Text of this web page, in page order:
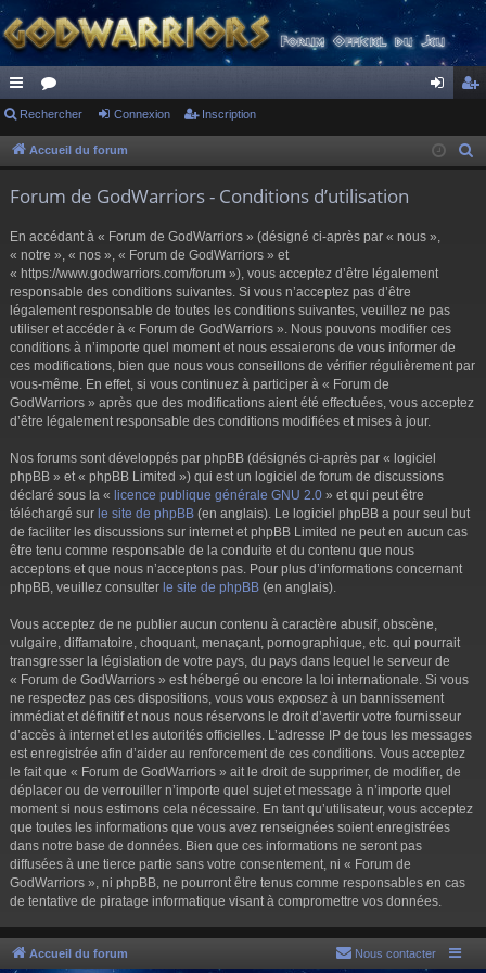
ac
co
s
or
u ne cri
Rechercher Connexion Inscription
Accueil du forum
Forum de GodWarriors - Conditions d’utilisation
En accédant à « Forum de GodWarriors » (désigné ci-après par « nous »,
« notre », « nos », « Forum de GodWarriors » et
« https://www.godwarriors.com/forum »), vous acceptez d’être légalement
responsable des conditions suivantes. Si vous n’acceptez pas d’être
légalement responsable de toutes les conditions suivantes, veuillez ne pas
utiliser et accéder à « Forum de GodWarriors ». Nous pouvons modifier ces
conditions à n’importe quel moment et nous essaierons de vous informer de
ces modifications, bien que nous vous conseillons de vérifier régulièrement par
vous-même. En effet, si vous continuez à participer à « Forum de
GodWarriors » après que des modifications aient été effectuées, vous acceptez
d’être légalement responsable des conditions modifiées et mises à jour.
Nos forums sont développés par phpBB (désignés ci-après par « logiciel
phpBB » et « phpBB Limited ») qui est un logiciel de forum de discussions
déclaré sous la « licence publique générale GNU 2.0 » et qui peut être
téléchargé sur le site de phpBB (en anglais). Le logiciel phpBB a pour seul but
de faciliter les discussions sur internet et phpBB Limited ne peut en aucun cas
être tenu comme responsable de la conduite et du contenu que nous
acceptons et que nous n’acceptons pas. Pour plus d’informations concernant
phpBB, veuillez consulter le site de phpBB (en anglais).
Vous acceptez de ne publier aucun contenu à caractère abusif, obscène,
vulgaire, diffamatoire, choquant, menaçant, pornographique, etc. qui pourrait
transgresser la législation de votre pays, du pays dans lequel le serveur de
« Forum de GodWarriors » est hébergé ou encore la loi internationale. Si vous
ne respectez pas ces dispositions, vous vous exposez à un bannissement
immédiat et définitif et nous nous réservons le droit d’avertir votre fournisseur
d’accès à internet et les autorités officielles. L’adresse IP de tous les messages
est enregistrée afin d’aider au renforcement de ces conditions. Vous acceptez
le fait que « Forum de GodWarriors » ait le droit de supprimer, de modifier, de
déplacer ou de verrouiller n’importe quel sujet et message à n’importe quel
moment si nous estimons cela nécessaire. En tant qu’utilisateur, vous acceptez
que toutes les informations que vous avez renseignées soient enregistrées
dans notre base de données. Bien que ces informations ne seront pas
diffusées à une tierce partie sans votre consentement, ni « Forum de
GodWarriors », ni phpBB, ne pourront être tenus comme responsables en cas
de tentative de piratage informatique visant à compromettre vos données.
Accueil du forum Nous contacter